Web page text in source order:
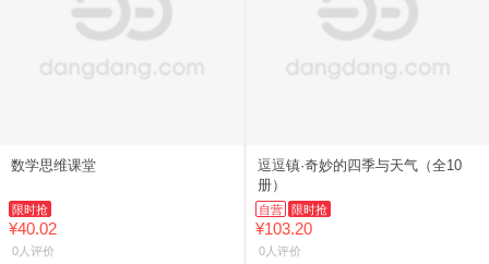
数学思维课堂
限时抢
¥40.02
0人评价
逗逗镇·奇妙的四季与天气（全10
册）
自营 限时抢
¥103.20
0人评价